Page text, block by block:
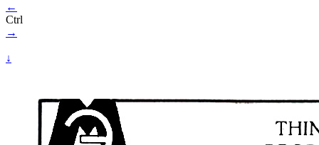
←
Ctrl
→
↓